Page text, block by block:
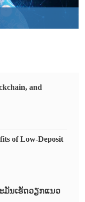
and
of Low-Deposit
ມັນເຮັດວຽກແນວ